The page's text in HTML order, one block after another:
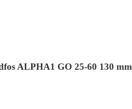
ALPHA1 GO 25-60 130 mm